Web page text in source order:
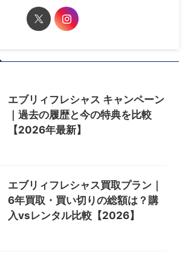
エブリィフレシャス キャンペーン
｜過去の履歴と今の特典を比較
【2026年最新】
エブリィフレシャス買取プラン｜
6年買取・買い切りの総額は？購
入vsレンタル比較【2026】